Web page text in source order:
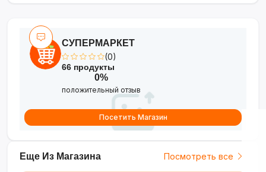
Еще Из Магазина Посмотреть все
СУПЕРМАРКЕТ
(0)
66 продукты
0%
положительный отзыв
Посетить Магазин